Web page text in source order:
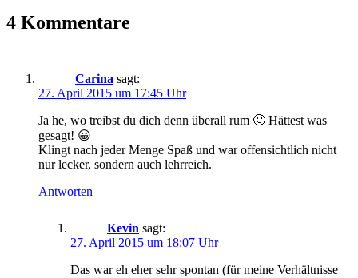
4 Kommentare
Carina sagt:
27. April 2015 um 17:45 Uhr
Ja he, wo treibst du dich denn überall rum 🙂 Hättest was
gesagt! 😀
Klingt nach jeder Menge Spaß und war offensichtlich nicht
nur lecker, sondern auch lehrreich.
Antworten
Kevin sagt:
27. April 2015 um 18:07 Uhr
Das war eh eher sehr spontan (für meine Verhältnisse